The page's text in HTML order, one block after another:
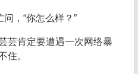
问，“你怎么样？”
芸肯定要遭遇一次网络暴
住。